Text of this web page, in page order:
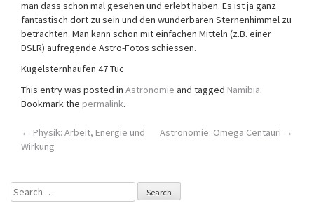
man dass schon mal gesehen und erlebt haben. Es ist ja ganz
fantastisch dort zu sein und den wunderbaren Sternenhimmel zu
betrachten. Man kann schon mit einfachen Mitteln (z.B. einer
DSLR) aufregende Astro-Fotos schiessen.
Kugelsternhaufen 47 Tuc
This entry was posted in Astronomie and tagged Namibia.
Bookmark the permalink.
Post
← Physik: Arbeit, Energie und
Wirkung
Astronomie: Omega Centauri →
Search
for: